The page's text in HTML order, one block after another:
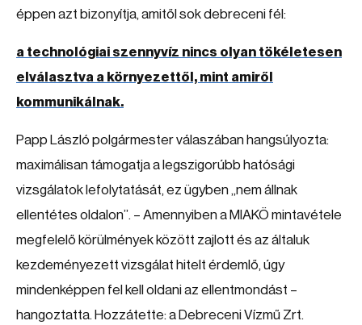
éppen azt bizonyítja, amitől sok debreceni fél:
a technológiai szennyvíz nincs olyan tökéletesen
elválasztva a környezettől, mint amiről
kommunikálnak.
Papp László polgármester válaszában hangsúlyozta:
maximálisan támogatja a legszigorúbb hatósági
vizsgálatok lefolytatását, ez ügyben „nem állnak
ellentétes oldalon”. – Amennyiben a MIAKÖ mintavétele
megfelelő körülmények között zajlott és az általuk
kezdeményezett vizsgálat hitelt érdemlő, úgy
mindenképpen fel kell oldani az ellentmondást –
hangoztatta. Hozzátette: a Debreceni Vízmű Zrt.